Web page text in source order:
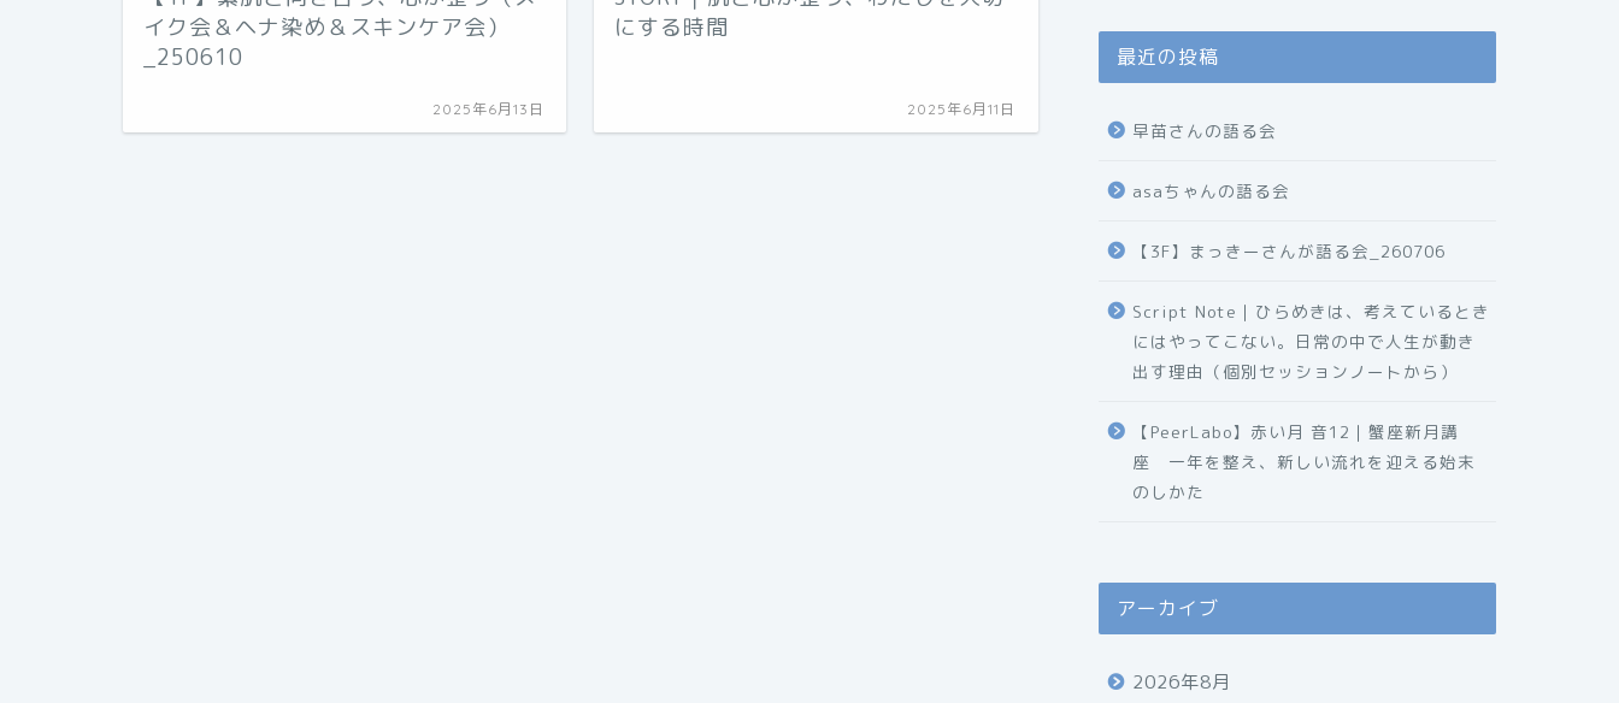
イク会＆ヘナ染め＆スキンケア会）
_250610
2025年6月13日
にする時間
2025年6月11日
最近の投稿
早苗さんの語る会
asaちゃんの語る会
【3F】まっきーさんが語る会_260706
Script Note｜ひらめきは、考えているとき
にはやってこない。日常の中で人生が動き
出す理由（個別セッションノートから）
【PeerLabo】赤い月 音12｜蟹座新月講
座 一年を整え、新しい流れを迎える始末
のしかた
アーカイブ
2026年8月